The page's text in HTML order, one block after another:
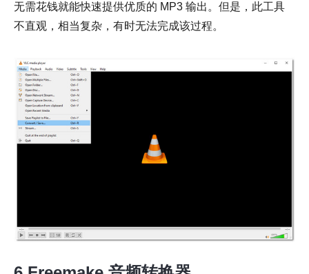
无需花钱就能快速提供优质的 MP3 输出。但是，此工具
不直观，相当复杂，有时无法完成该过程。